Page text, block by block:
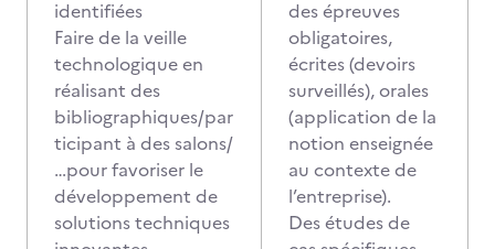
identifiées
Faire de la veille
technologique en
réalisant des
bibliographiques/par
ticipant à des salons/
…pour favoriser le
développement de
solutions techniques
des épreuves
obligatoires,
écrites (devoirs
surveillés), orales
(application de la
notion enseignée
au contexte de
l’entreprise).
Des études de